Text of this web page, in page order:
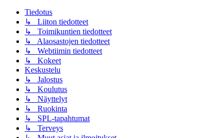
Tiedotus
↳ Liiton tiedotteet
↳ Toimikuntien tiedotteet
↳ Alaosastojen tiedotteet
↳ Webtiimin tiedotteet
↳ Kokeet
Keskustelu
↳ Jalostus
↳ Koulutus
↳ Näyttelyt
↳ Ruokinta
↳ SPL-tapahtumat
↳ Terveys